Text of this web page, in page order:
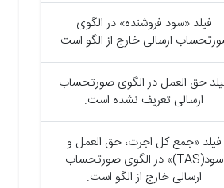
فیلد «سود فروشنده» در الگوی
ارسالی خارج از الگو است.
حق ­العمل در الگوی صورتحساب
ارسالی تعریف نشده است.
فیلد «جمع کل اجرت، حق ­العمل و
سود(TAS)» در الگوی صورتحساب
ارسالی خارج از الگو است.